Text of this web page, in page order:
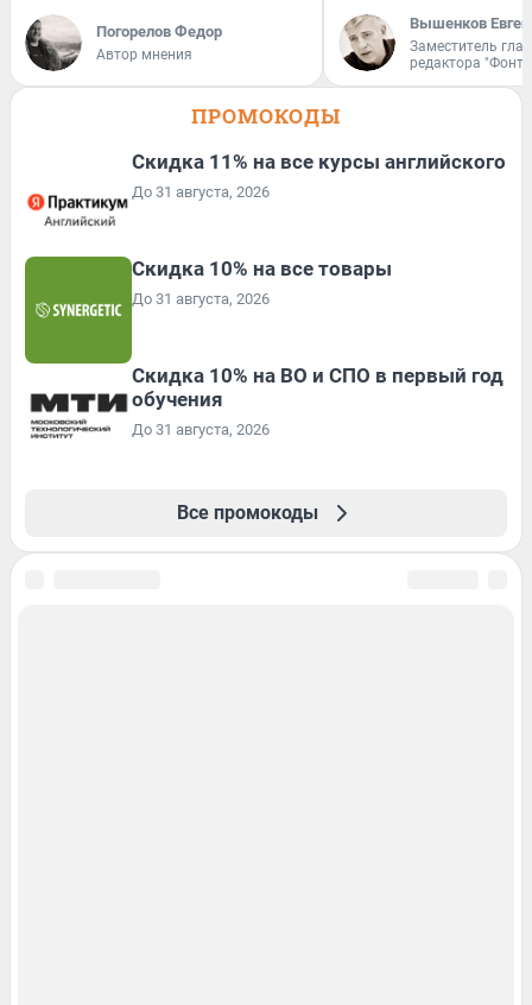
Погорелов Федор
Автор мнения
Вышенков
Заместитель
редактора
ПРОМОКОДЫ
Скидка 11% на все курсы английского
До 31 августа, 2026
Скидка 10% на все товары
До 31 августа, 2026
Скидка 10% на ВО и СПО в первый год
обучения
До 31 августа, 2026
Все промокоды